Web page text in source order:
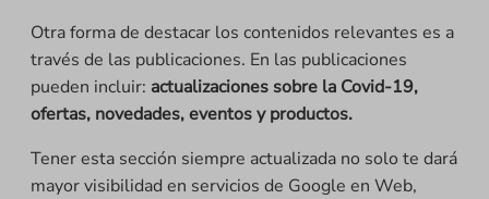
Otra forma de destacar los contenidos relevantes es a
través de las publicaciones. En las publicaciones
pueden incluir: actualizaciones sobre la Covid-19,
ofertas, novedades, eventos y productos.
Tener esta sección siempre actualizada no solo te dará
mayor visibilidad en servicios de Google en Web,